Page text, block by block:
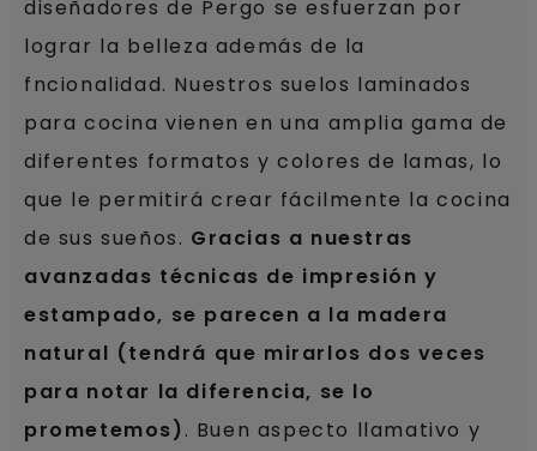
diseñadores de Pergo se esfuerzan por
lograr la belleza además de la
fncionalidad. Nuestros suelos laminados
para cocina vienen en una amplia gama de
diferentes formatos y colores de lamas, lo
que le permitirá crear fácilmente la cocina
de sus sueños. Gracias a nuestras
avanzadas técnicas de impresión y
estampado, se parecen a la madera
natural (tendrá que mirarlos dos veces
para notar la diferencia, se lo
prometemos). Buen aspecto llamativo y